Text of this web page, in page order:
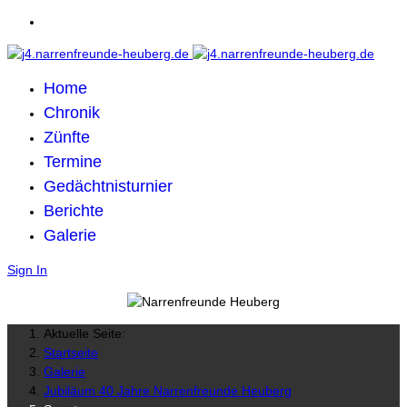
Home
Chronik
Zünfte
Termine
Gedächtnisturnier
Berichte
Galerie
Sign In
Aktuelle Seite:
Startseite
Galerie
Jubiläum 40 Jahre Narrenfreunde Heuberg